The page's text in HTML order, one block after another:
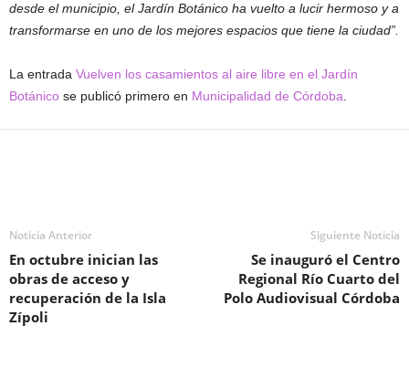
desde el municipio, el Jardín Botánico ha vuelto a lucir hermoso y a
transformarse en uno de los mejores espacios que tiene la ciudad”.
La entrada Vuelven los casamientos al aire libre en el Jardín
Botánico se publicó primero en Municipalidad de Córdoba
Noticia Anterior
En octubre inician las
obras de acceso y
recuperación de la Isla
Zípoli
Siguiente Noticia
Se inauguró el Centro
Regional Río Cuarto del
Polo Audiovisual Córdoba